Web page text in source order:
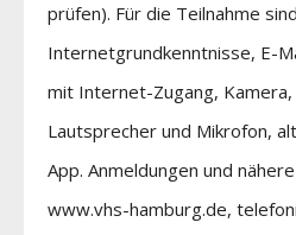
prüfen). Für die Teilnahme
Internetgrundkenntnisse, E-
mit Internet-Zugang,
Lautsprecher und Mikrofon,
App. Anmeldungen und
www.vhs-hamburg.de,